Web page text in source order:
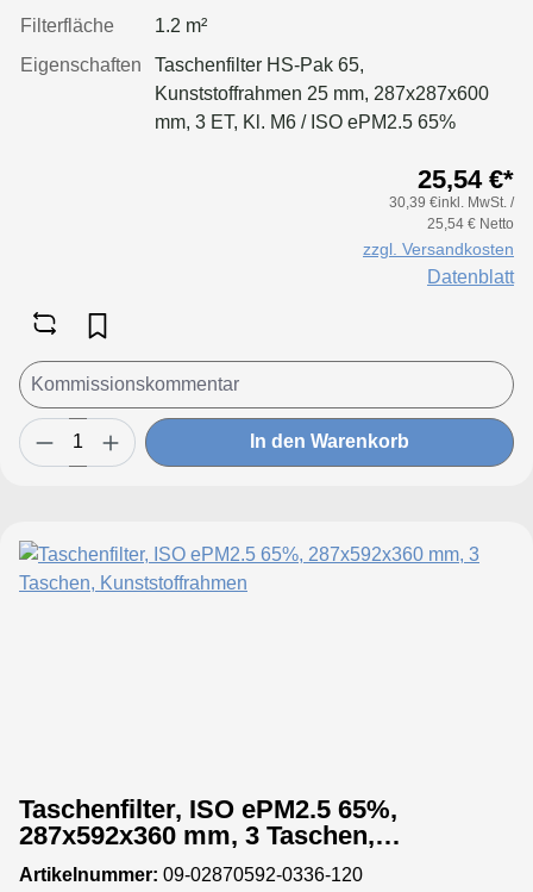
Filterfläche
1.2 m²
Eigenschaften
Taschenfilter HS-Pak 65,
Kunststoffrahmen 25 mm, 287x287x600
mm, 3 ET, Kl. M6 / ISO ePM2.5 65%
25,54 €*
30,39 €inkl. MwSt. /
25,54 € Netto
zzgl. Versandkosten
Datenblatt
In den Warenkorb
Taschenfilter, ISO ePM2.5 65%,
287x592x360 mm, 3 Taschen,
Kunststoffrahmen
Artikelnummer: 09-02870592-0336-120